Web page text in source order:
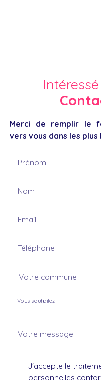
Merci de remplir le
vers vous dans les
Prénom
Nom
Email
Téléphone
Votre commune
-
Vous souhaitez
Votre message
J'accepte le
personnelles